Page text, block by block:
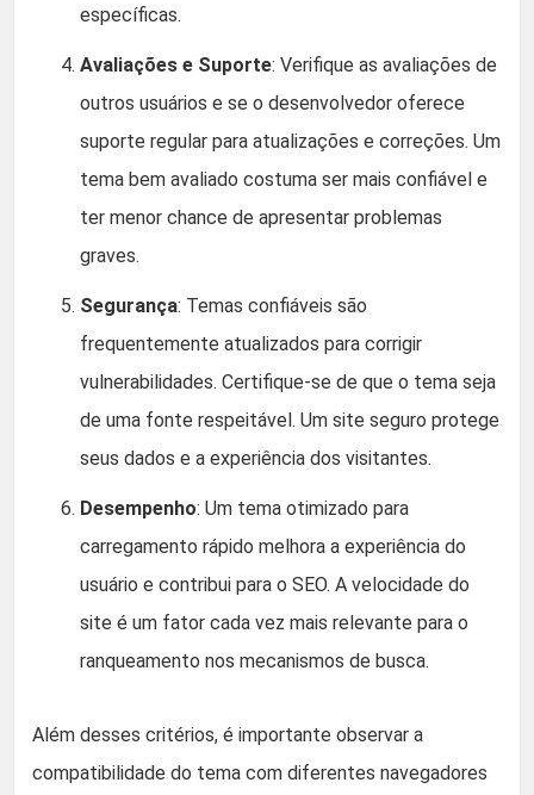
específicas.
Avaliações e Suporte: Verifique as avaliações de
outros usuários e se o desenvolvedor oferece
suporte regular para atualizações e correções. Um
tema bem avaliado costuma ser mais confiável e
ter menor chance de apresentar problemas
graves.
Segurança: Temas confiáveis são
frequentemente atualizados para corrigir
vulnerabilidades. Certifique-se de que o tema seja
de uma fonte respeitável. Um site seguro protege
seus dados e a experiência dos visitantes.
Desempenho: Um tema otimizado para
carregamento rápido melhora a experiência do
usuário e contribui para o SEO. A velocidade do
site é um fator cada vez mais relevante para o
ranqueamento nos mecanismos de busca.
Além desses critérios, é importante observar a
compatibilidade do tema com diferentes navegadores